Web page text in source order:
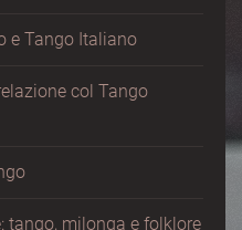
e Tango Italiano
col Tango
tango, milonga e folklore